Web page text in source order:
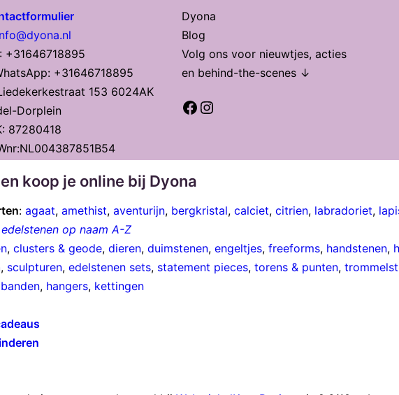
+31646718895
+31646718895
153 6024AK
Dorplein
87280418
Dyona
Blog
Volg ons voor nieuwtjes, acties
en behind-the-scenes ↓
Facebook Instagram
koop je online bij Dyona
: agaat, amethist, aventurijn, bergkristal, calciet, citrien, labradoriet,
op naam A-Z
, clusters & geode, dieren, duimstenen, engeltjes, freeforms, handstenen,
, sculpturen, edelstenen sets, statement pieces, torens & punten,
, hangers, kettingen